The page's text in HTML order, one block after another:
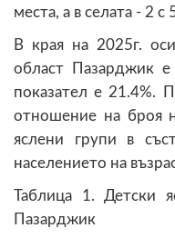
места, а в селата - 2 с
В края на 2025г.
област Пазарджик е
показател е 21.4%.
отношение на броя
яслени групи в
населението на
Таблица 1. Детски
Пазарджик